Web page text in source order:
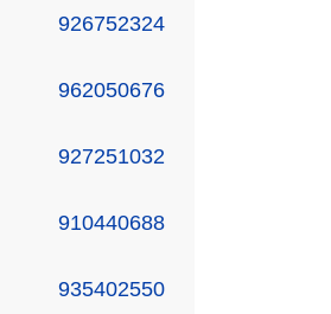
926752324
962050676
927251032
910440688
935402550